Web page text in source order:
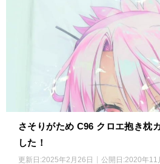
さそりがため C96 クロエ抱き枕
した！
更新日:2025年2月26日 公開日:2020年11